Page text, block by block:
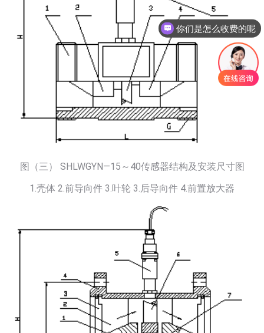
图（三） SHLWGYN—15～40传感器结构及安装尺寸图
1.壳体 2.前导向件 3.叶轮 3.后导向件 4.前置放大器
你们是怎么收费的呢